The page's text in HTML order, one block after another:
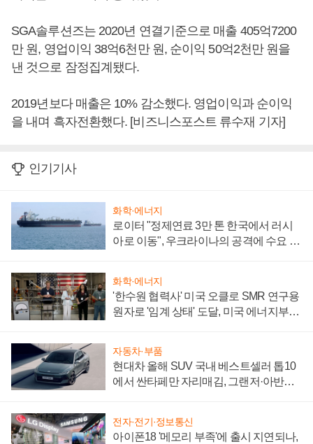
SGA솔루션즈는 2020년 연결기준으로 매출 405억7200
만 원, 영업이익 38억6천만 원, 순이익 50억2천만 원을
낸 것으로 잠정집계됐다.
2019년보다 매출은 10% 감소했다. 영업이익과 순이익
을 내며 흑자전환했다. [비즈니스포스트 류수재 기자]
인기기사
화학·에너지
로이터 "정제연료 3만 톤 한국에서 러시
아로 이동", 우크라이나의 공격에 수요 늘
화학·에너지
'한수원 협력사' 미국 오클로 SMR 연구용
원자로 '임계 상태' 도달, 미국 에너지부
자동차·부품
현대차 올해 SUV 국내 베스트셀러 톱10
에서 싼타페만 자리매김, 그랜저·아반떼
전자·전기·정보통신
아이폰18 '메모리 부족'에 출시 지연되나,